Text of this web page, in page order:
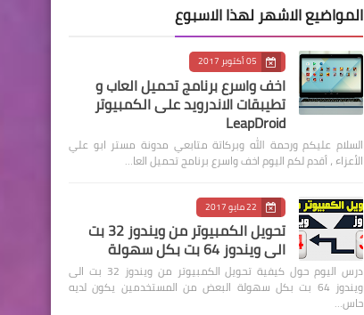
المواضيع الاشهر لهذا الاسبوع
05 أكتوبر 2017
اخف واسرع برنامج تحميل العاب و
تطيبقات الاندرويد على الكمبيوتر
LeapDroid
السلام عليكم ورحمة الله وبركاتة متابعي مدونة مستر ابو علي
الأعزاء ، أقدم لكم اليوم اخف واسرع برنامج تحميل العا…
22 مايو 2017
تحويل الكمبيوتر من ويندوز 32 بت
الى ويندوز 64 بت بكل سهولة
درس اليوم حول كيفية تحويل الكمبيوتر من ويندوز 32 بت الى
ويندوز 64 بت بكل سهولة البعض من المستخدمين يكون لديه
حاس…